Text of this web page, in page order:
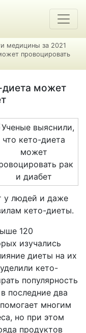
медицины за 2021
провоцировать
диета может
у людей и даже
кето-диеты.
120
изучались
диеты на их
кето-
популярность
последние два
многим
но при этом
продуктов